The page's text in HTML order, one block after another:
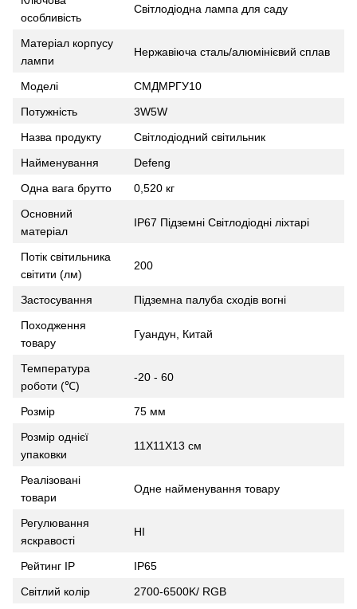
особливість
Світлодіодна лампа для саду
Матеріал корпусу
лампи
Нержавіюча сталь/алюмінієвий сплав
Моделі
СМДМРГУ10
Потужність
3W5W
Назва продукту
Світлодіодний світильник
Найменування
Defeng
Одна вага брутто
0,520 кг
Основний
матеріал
IP67 Підземні Світлодіодні ліхтарі
Потік світильника
світити (лм)
200
Застосування
Підземна палуба сходів вогні
Походження
товару
Гуандун, Китай
Температура
роботи (℃)
-20 - 60
Розмір
75 мм
Розмір однієї
упаковки
11X11X13 см
Реалізовані
товари
Одне найменування товару
Регулювання
яскравості
НІ
Рейтинг IP
IP65
Світлий колір
2700-6500K/ RGB